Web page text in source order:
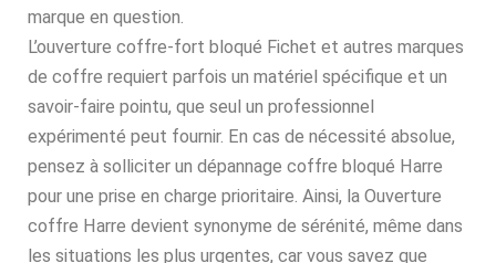
marque en question.
L’ouverture coffre-fort bloqué Fichet et autres marques
de coffre requiert parfois un matériel spécifique et un
savoir-faire pointu, que seul un professionnel
expérimenté peut fournir. En cas de nécessité absolue,
pensez à solliciter un dépannage coffre bloqué Harre
pour une prise en charge prioritaire. Ainsi, la Ouverture
coffre Harre devient synonyme de sérénité, même dans
les situations les plus urgentes, car vous savez que